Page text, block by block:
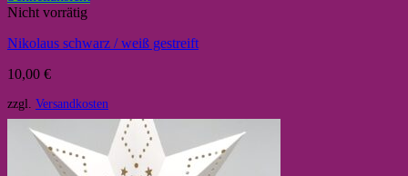
Nicht vorrätig
Nikolaus schwarz / weiß gestreift
10,00 €
zzgl. Versandkosten